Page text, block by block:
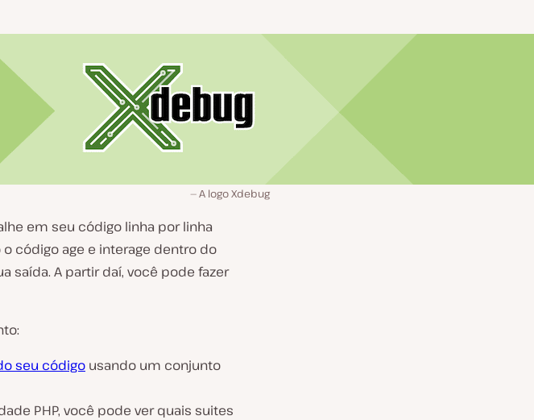
A logo Xdebug
em seu código linha por linha
código age e interage dentro do
saída. A partir daí, você pode fazer
seu código usando um conjunto
PHP, você pode ver quais suites